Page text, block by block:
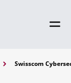
Swisscom